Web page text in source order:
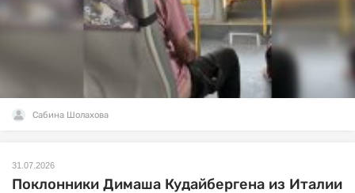
Сабина Шолахова
31.07.2026
Поклонники Димаша Кудайбергена из Италии